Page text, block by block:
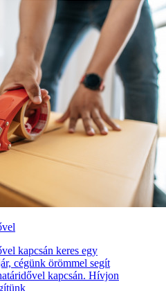
kapcsán keres egy
cégünk örömmel segít
kapcsán. Hívjon